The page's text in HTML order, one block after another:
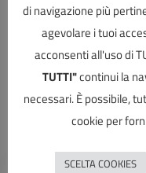
MODULO
di navigazione più
agevolare i tuoi
acconsenti all'uso di
TUTTI"continui la
necessari. È possibile,
cookie per
SCELTA COOKIES